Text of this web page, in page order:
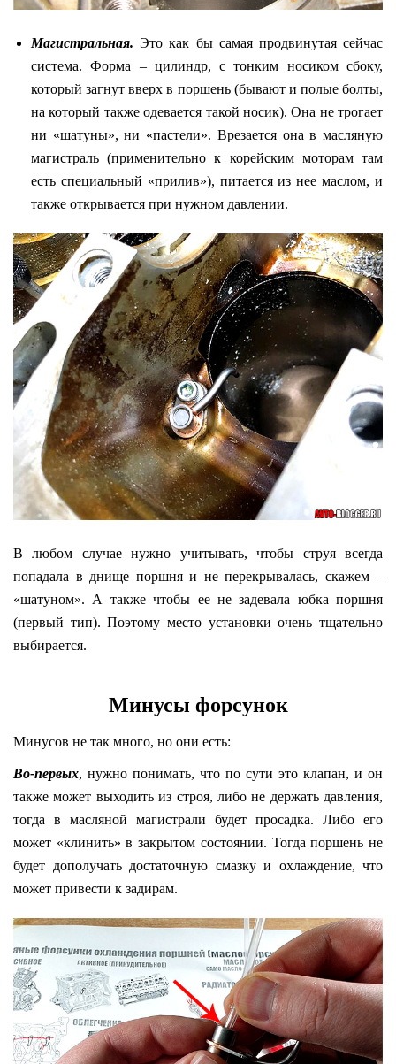
Магистральная. Это как бы самая продвинутая сейчас
система. Форма – цилиндр, с тонким носиком сбоку,
который загнут вверх в поршень (бывают и полые болты,
на который также одевается такой носик). Она не трогает
ни «шатуны», ни «пастели». Врезается она в масляную
магистраль (применительно к корейским моторам там
есть специальный «прилив»), питается из нее маслом, и
также открывается при нужном давлении.
В любом случае нужно учитывать, чтобы струя всегда
попадала в днище поршня и не перекрывалась, скажем –
«шатуном». А также чтобы ее не задевала юбка поршня
(первый тип). Поэтому место установки очень тщательно
выбирается.
Минусы форсунок
Минусов не так много, но они есть:
Во-первых, нужно понимать, что по сути это клапан, и он
также может выходить из строя, либо не держать давления,
тогда в масляной магистрали будет просадка. Либо его
может «клинить» в закрытом состоянии. Тогда поршень не
будет дополучать достаточную смазку и охлаждение, что
может привести к задирам.